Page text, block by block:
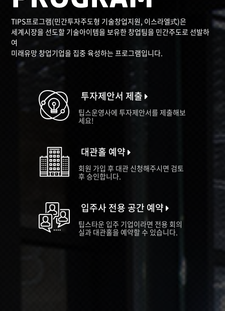
TIPS프로그램(민간투자주도형 기술창업지원, 이스라엘式)은
세계시장을 선도할 기술아이템을 보유한 창업팀을 민간주도로 선발하
여
미래유망 창업기업을 집중 육성하는 프로그램입니다.
투자제안서 제출
팁스운영사에 투자제안서를 제출해보
세요!
대관홀 예약
회원 가입 후 대관 신청해주시면 검토
후 승인합니다.
입주사 전용 공간 예약
팁스타운 입주 기업이라면 전용 회의
실과 대관홀을 예약할 수 있습니다.